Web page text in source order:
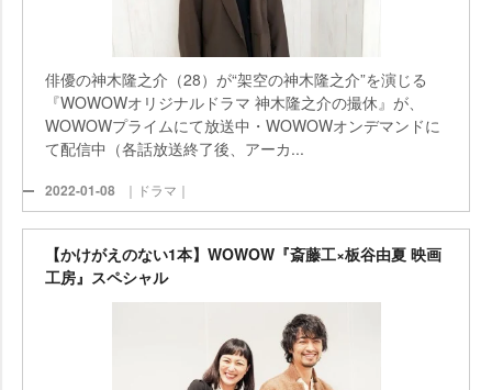
俳優の神木隆之介（28）が“架空の神木隆之介”を演じる
『WOWOWオリジナルドラマ 神木隆之介の撮休』が、
WOWOWプライムにて放送中・WOWOWオンデマンドに
て配信中（各話放送終了後、アーカ...
2022-01-08 ｜ドラマ｜
【かけがえのない1本】WOWOW『斎藤工×板谷由夏 映画
工房』スペシャル